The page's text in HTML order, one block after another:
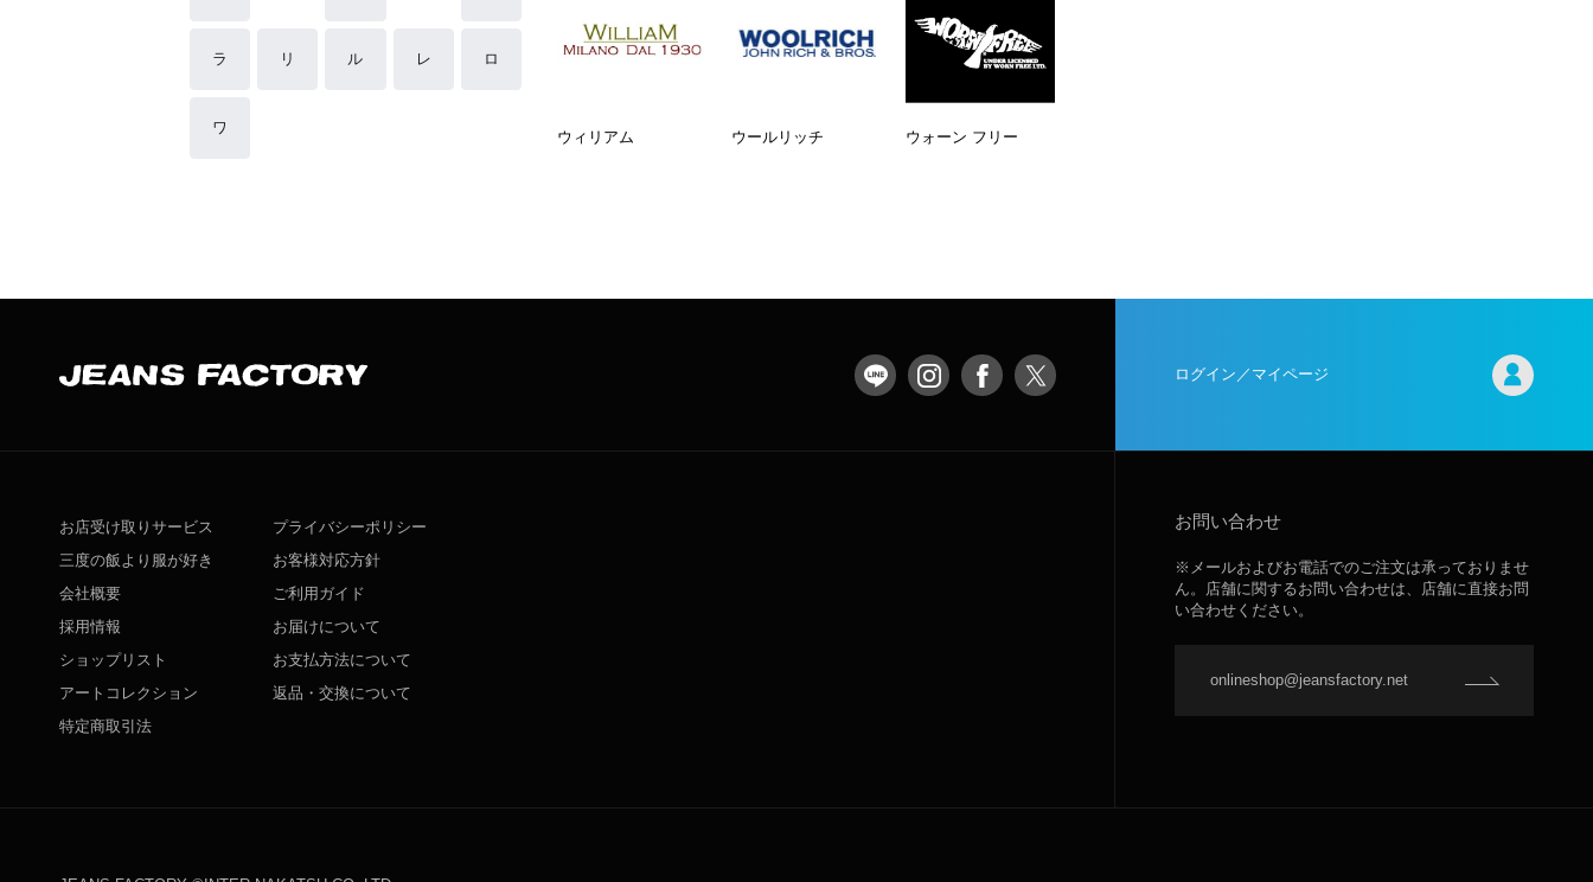
ラ リ ル レ ロ
ワ
ウィリアム ウールリッチ ウォーン フリー
ログイン／マイページ
お店受け取りサービス
三度の飯より服が好き
会社概要
採用情報
ショップリスト
アートコレクション
特定商取引法
プライバシーポリシー
お客様対応方針
ご利用ガイド
お届けについて
お支払方法について
返品・交換について
お問い合わせ
※メールおよびお電話でのご注文は承っておりませ
ん。店舗に関するお問い合わせは、店舗に直接お問
い合わせください。
onlineshop@jeansfactory.net